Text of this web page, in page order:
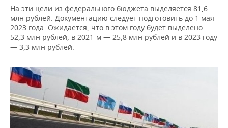
ИНВЕСТИЦИИ
НЕФТЕХИМИЯ
НЕФТЬ
ЭНЕРГЕТИКА
НОВОСТИ БИЗНЕСА
РОЗНИЧНАЯ ТОРГОВЛЯ
ТРАНСПОРТ
УСЛУГИ
ТЕХНОЛОГИИ
НОВОСТИ ТЕХНОЛОГИЙ
IT
МЕДИА
ТЕЛЕКОММУНИКАЦИИ
МЕРОПРИЯТИЯ
НОВОСТИ МЕРОПРИЯТИЙ
ВЫЕЗДНАЯ РЕДАКЦИЯ
БИЗНЕС-БРАНЧИ
ONLINE-КОНФЕРЕНЦИИ
СПОРТ
НОВОСТИ СПОРТА
ФУТБОЛ
ХОККЕЙ
ОБЩЕСТВО
НОВОСТИ ОБЩЕСТВА
ВЛАСТЬ
ФОТОГАЛЕРЕЯ
СЮЖЕТЫ
На эти цели из федерального бюджета выделяется 81,6
млн рублей. Документацию следует подготовить до 1 мая
2023 года. Ожидается, что в этом году будет выделено
52,3 млн рублей, в 2021-м — 25,8 млн рублей и в 2023 году
— 3,3 млн рублей.